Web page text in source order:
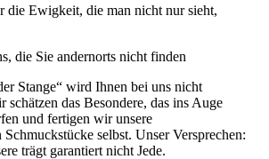
die Ewigkeit, die man nicht nur sieht,
die Sie andernorts nicht finden
Stange“ wird Ihnen bei uns nicht
schätzen das Besondere, das ins Auge
und fertigen wir unsere
selbst. Unser Versprechen:
trägt garantiert nicht Jede.